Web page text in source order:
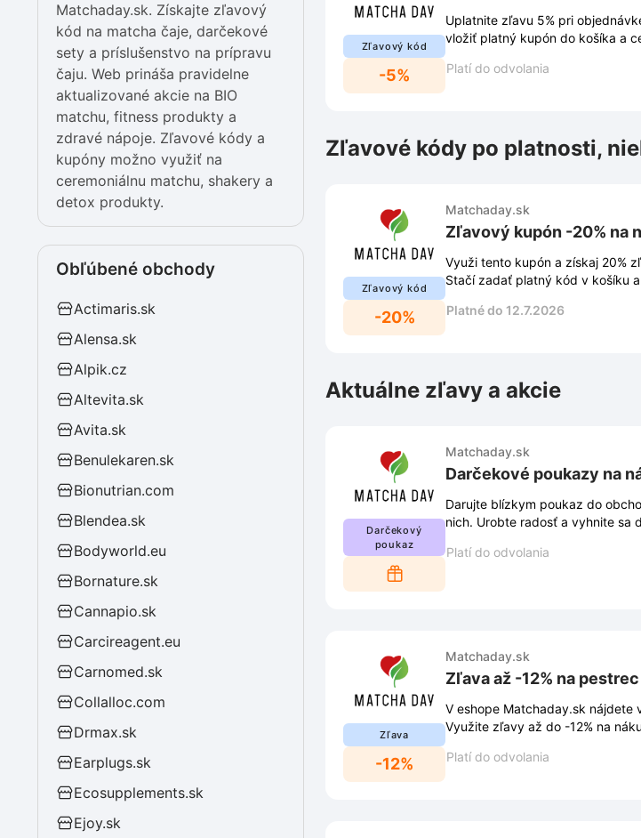
Matchaday.sk. Získajte zľavový
kód na matcha čaje, darčekové
sety a príslušenstvo na prípravu
čaju. Web prináša pravidelne
aktualizované akcie na BIO
matchu, fitness produkty a
zdravé nápoje. Zľavové kódy a
kupóny možno využiť na
ceremoniálnu matchu, shakery a
detox produkty.
Obľúbené obchody
Actimaris.sk
Alensa.sk
Alpik.cz
Altevita.sk
Avita.sk
Benulekaren.sk
Bionutrian.com
Blendea.sk
Bodyworld.eu
Bornature.sk
Cannapio.sk
Carcireagent.eu
Carnomed.sk
Collalloc.com
Drmax.sk
Earplugs.sk
Ecosupplements.sk
Ejoy.sk
Zľavový kód
-5%
Uplatnite zľavu 5% pri
vložiť platný kupón do košíka a
Platí do odvolania
Zľavové kódy po platnosti,
Zľavový kód
-20%
Matchaday.sk
Zľavový kupón -20% na
Využi tento kupón a získaj 20%
Stačí zadať platný kód v košíku
Platné do 12.7.2026
Aktuálne zľavy a akcie
Darčekový
poukaz
Matchaday.sk
Darčekové poukazy na
Darujte blízkym poukaz do
nich. Urobte radosť a vyhnite sa
Platí do odvolania
Zľava
-12%
Matchaday.sk
Zľava až -12% na
V eshope Matchaday.sk
Využite zľavy až do -12% na
Platí do odvolania